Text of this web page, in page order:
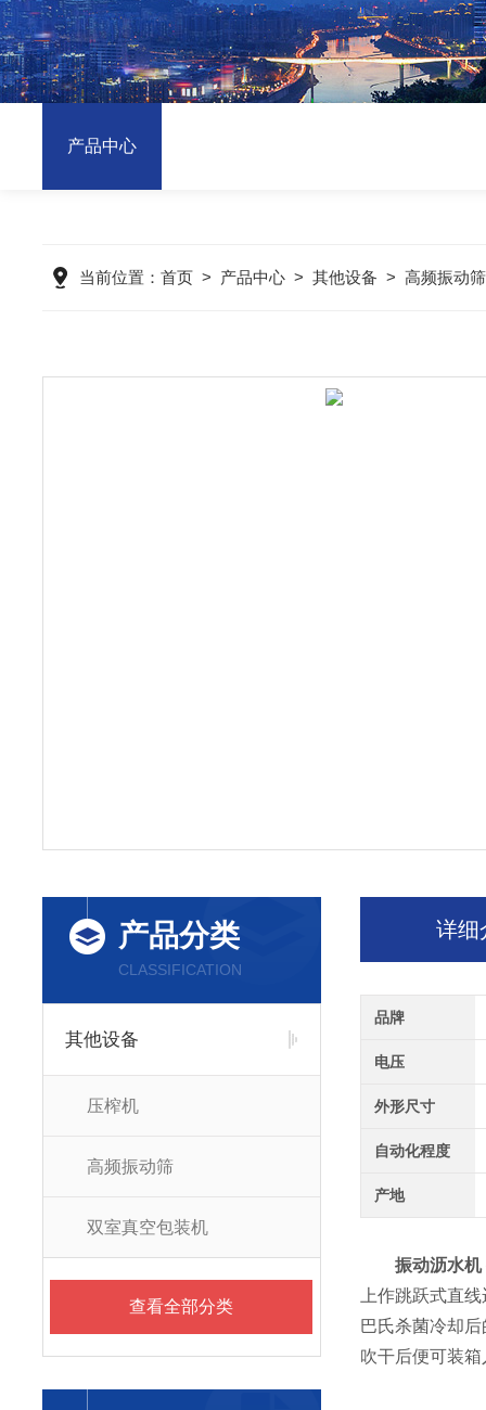
产品中心
当前位置： 首页 > 产品中心 > 其他设备 > 高频振动筛
产品分类
CLASSIFICATION
其他设备
压榨机
高频振动筛
双室真空包装机
查看全部分类
详细
品牌
电压
外形尺寸
自动化程度
产地
振动沥水机
上作跳跃式直
巴氏杀菌冷却
吹干后便可装